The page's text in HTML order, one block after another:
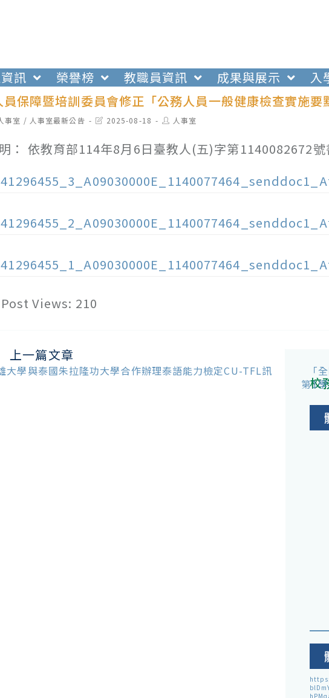
訊 榮譽榜 教職員資訊 成果與展示 入
員保障暨培訓委員會修正「公務人員一般健康檢查實施
事室 / 人事室最新公告
Post2025-08-18
Post人事室
： 依教育部114年8月6日臺教人(五)字第1140082672號
Post Views: 210
上一篇文章
大學與泰國朱拉隆功大學合作辦理泰語能力檢定CU-TFL訊
「
第1
校